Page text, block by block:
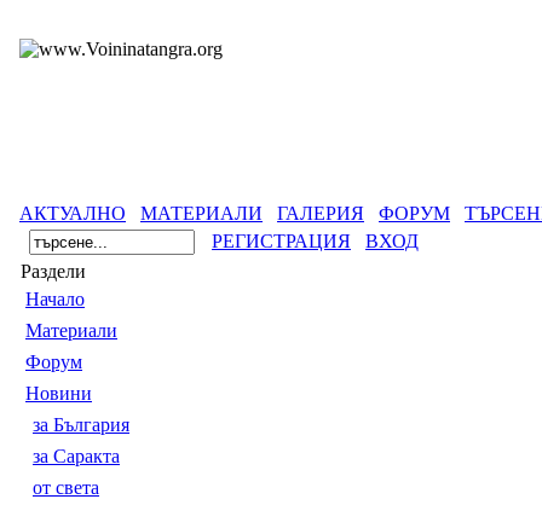
АКТУАЛНО МАТЕРИАЛИ ГАЛЕРИЯ ФОРУМ
РЕГИСТРАЦИЯ
ВХОД
Раздели
Началo
Материали
Форум
Новини
за България
за Саракта
от света